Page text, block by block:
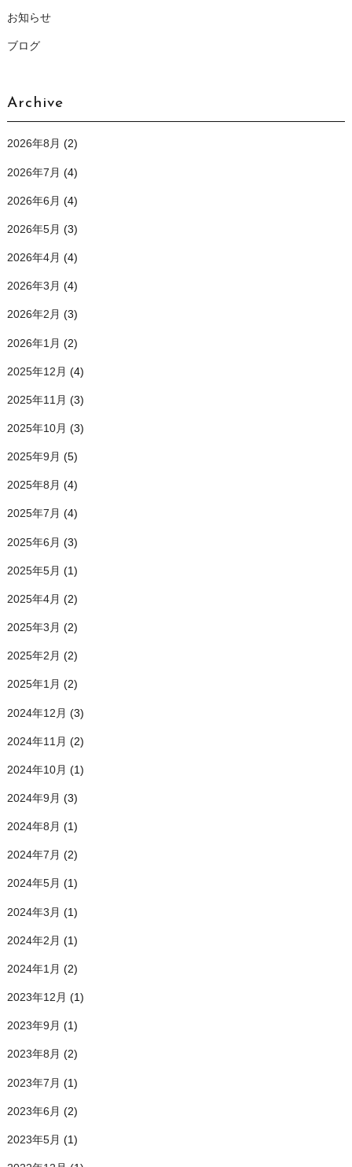
お知らせ
ブログ
Archive
2026年8月 (2)
2026年7月 (4)
2026年6月 (4)
2026年5月 (3)
2026年4月 (4)
2026年3月 (4)
2026年2月 (3)
2026年1月 (2)
2025年12月 (4)
2025年11月 (3)
2025年10月 (3)
2025年9月 (5)
2025年8月 (4)
2025年7月 (4)
2025年6月 (3)
2025年5月 (1)
2025年4月 (2)
2025年3月 (2)
2025年2月 (2)
2025年1月 (2)
2024年12月 (3)
2024年11月 (2)
2024年10月 (1)
2024年9月 (3)
2024年8月 (1)
2024年7月 (2)
2024年5月 (1)
2024年3月 (1)
2024年2月 (1)
2024年1月 (2)
2023年12月 (1)
2023年9月 (1)
2023年8月 (2)
2023年7月 (1)
2023年6月 (2)
2023年5月 (1)